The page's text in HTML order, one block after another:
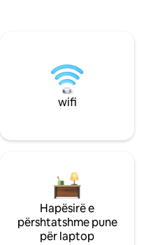
wifi
Hapësirë e
përshtatshme pune
për laptop